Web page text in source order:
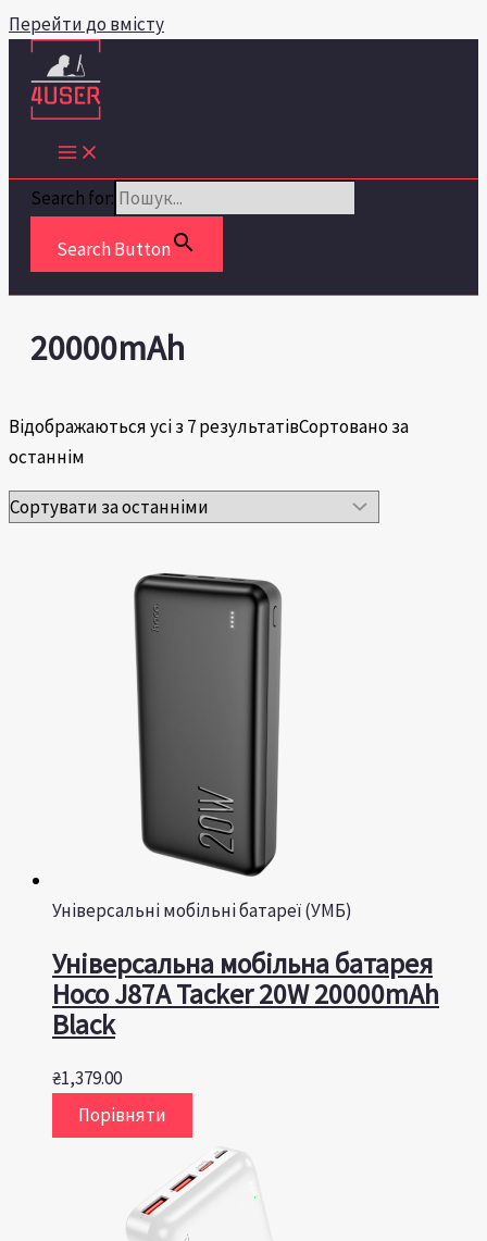
Перейти до вмісту
Search for:
Search Button
20000mAh
Відображаються усі з 7 результатівСортовано за
останнім
Універсальні мобільні батареї (УМБ)
Універсальна мобільна батарея
Hoco J87A Tacker 20W 20000mAh
Black
₴1,379.00
Порівняти